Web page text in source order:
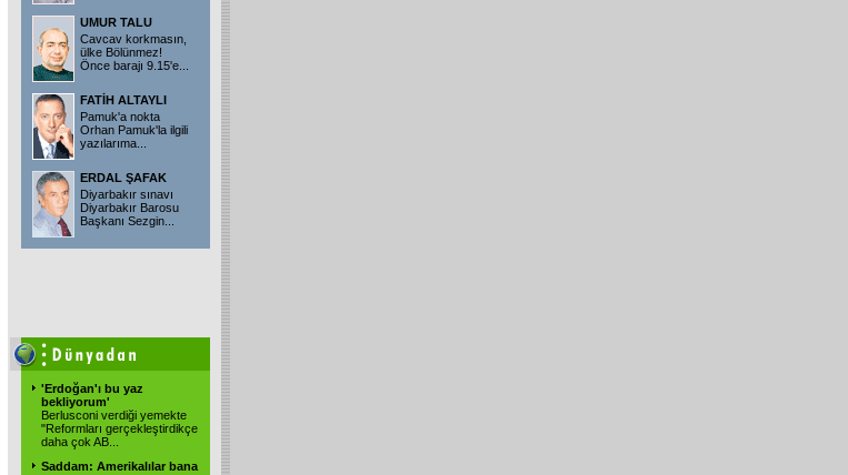
UMUR TALU
Cavcav korkmasın,
ülke Bölünmez!
Önce barajı 9.15'e...
FATİH ALTAYLI
Pamuk'a nokta
Orhan Pamuk'la ilgili
yazılarıma...
ERDAL ŞAFAK
Diyarbakır sınavı
Diyarbakır Barosu
Başkanı Sezgin...
'Erdoğan'ı bu yaz
bekliyorum'
Berlusconi verdiği yemekte
"Reformları gerçekleştirdikçe
daha çok AB...
Saddam: Amerikalılar bana